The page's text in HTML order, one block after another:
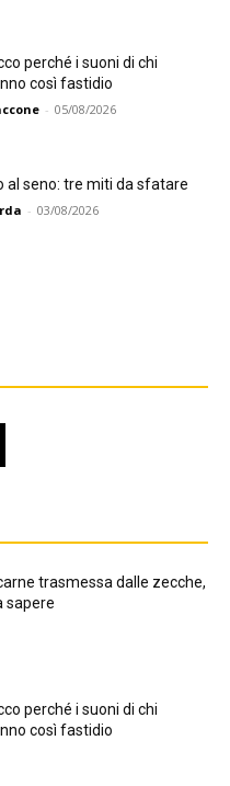
perché i suoni di chi
così fastidio
- 05/08/2026
al seno: tre miti da sfatare
- 03/08/2026
trasmessa dalle zecche,
sapere
perché i suoni di chi
così fastidio